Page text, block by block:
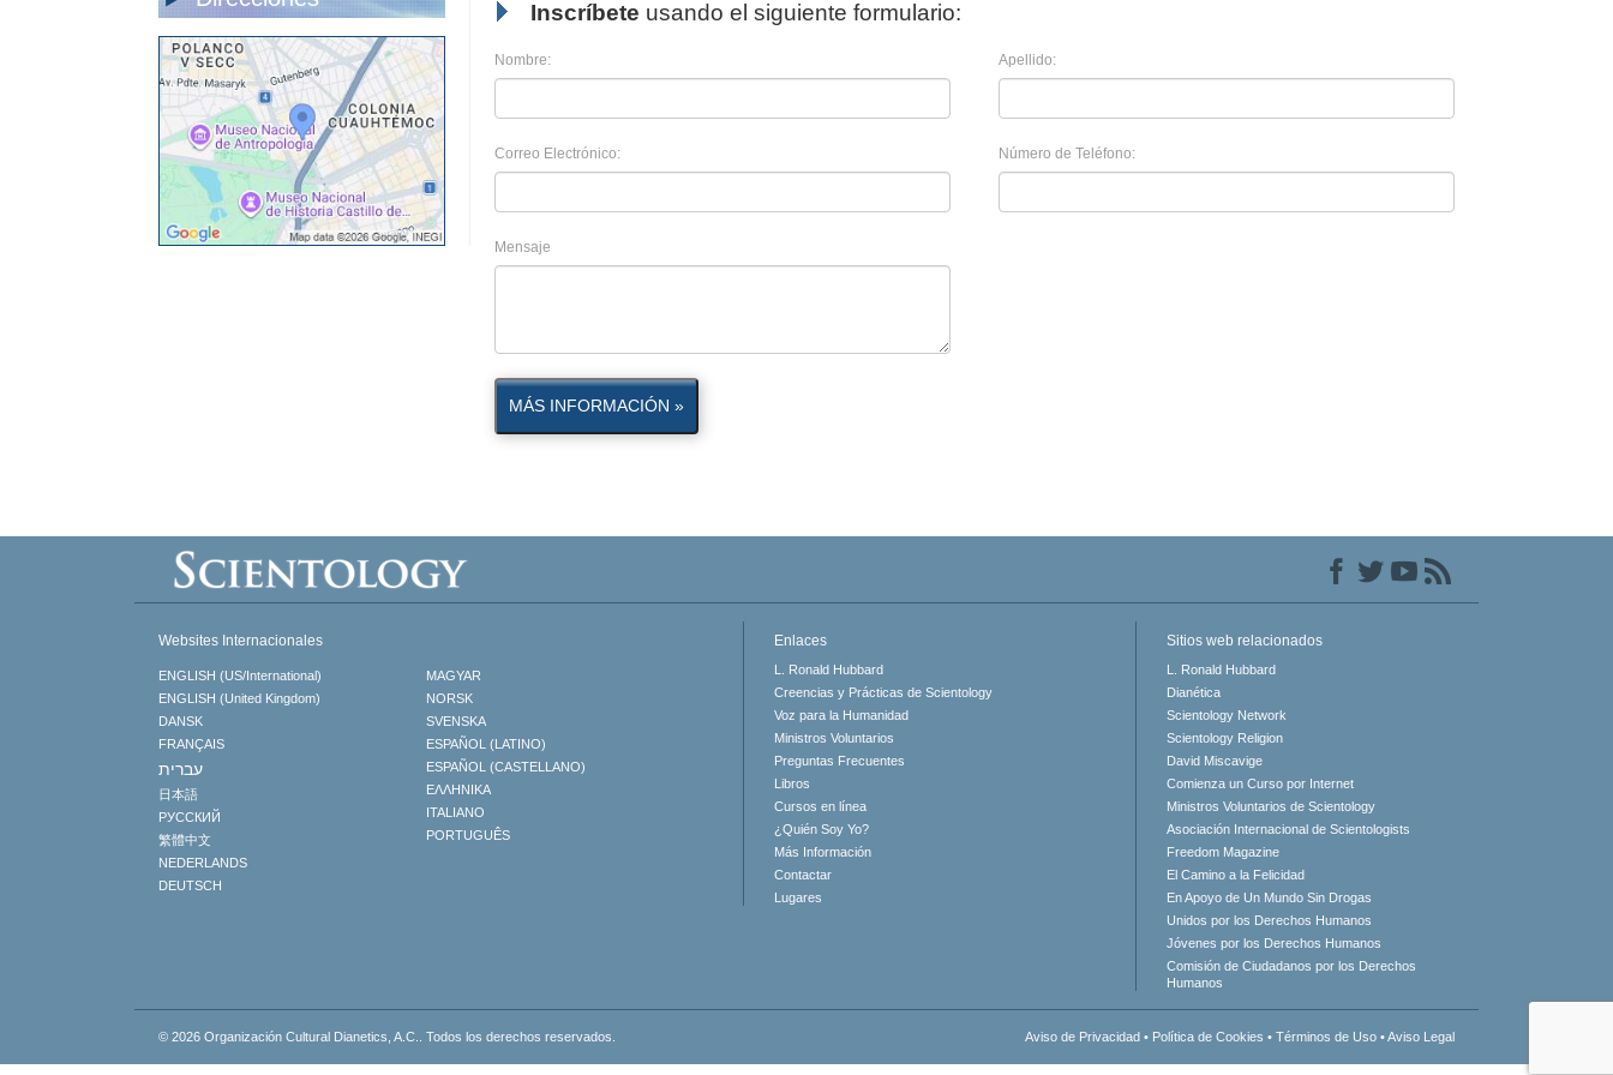
Inscríbete usando el siguiente formulario:
Nombre: Apellido:
Correo Electrónico: Número de Teléfono:
Mensaje
MÁS INFORMACIÓN »
Websites Internacionales
ENGLISH (US/International)
ENGLISH (United Kingdom)
DANSK
FRANÇAIS
עברית
日本語
РУССКИЙ
繁體中文
NEDERLANDS
DEUTSCH
MAGYAR
NORSK
SVENSKA
ESPAÑOL (LATINO)
ESPAÑOL (CASTELLANO)
ΕΛΛΗΝΙΚA
ITALIANO
PORTUGUÊS
Enlaces
L. Ronald Hubbard
Creencias y Prácticas de Scientology
Voz para la Humanidad
Ministros Voluntarios
Preguntas Frecuentes
Libros
Cursos en línea
¿Quién Soy Yo?
Más Información
Contactar
Lugares
Sitios web relacionados
L. Ronald Hubbard
Dianética
Scientology Network
Scientology Religion
David Miscavige
Comienza un Curso por Internet
Ministros Voluntarios de Scientology
Asociación Internacional de Scientologists
Freedom Magazine
El Camino a la Felicidad
En Apoyo de Un Mundo Sin Drogas
Unidos por los Derechos Humanos
Jóvenes por los Derechos Humanos
Comisión de Ciudadanos por los Derechos
Humanos
© 2026 Organización Cultural Dianetics, A.C.. Todos los derechos reservados. Aviso de Privacidad • Política de Cookies • Términos de Uso •Aviso Legal